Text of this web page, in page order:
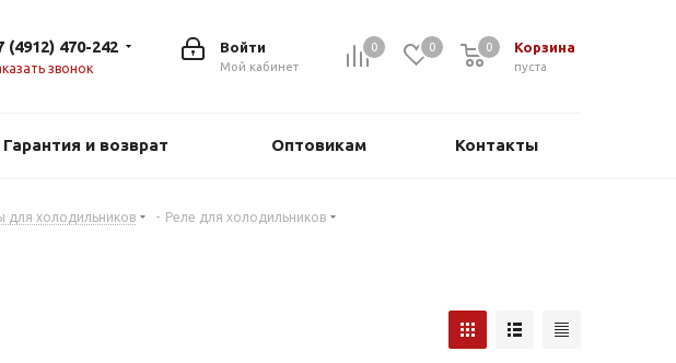
0 0 Корзина
0
пуста
0
Войти
Мой кабинет
(4912) 470-242
звонок
Гарантия и возврат Оптовикам Контакты
для холодильников - Реле для холодильников